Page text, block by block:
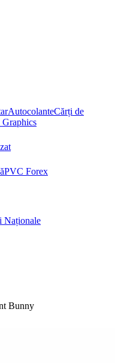
AutocolanteCărți de
PVC Forex
Naționale
Bunny